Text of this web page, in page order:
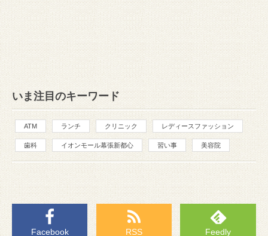
いま注目のキーワード
ATM ランチ クリニック レディースファッション
歯科 イオンモール幕張新都心 習い事 美容院
Facebook RSS Feedly